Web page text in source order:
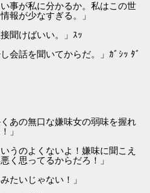
事が私に分かるか。私はこの世
報が少なすぎる。」
聞けばいい。」ｽｯ
会話を聞いてからだ。」ｶﾞｼｯ ﾀﾞ
あの無口な嫌味女の弱味を握れ
」
うのよくないよ！嫌味に聞こえ
く思ってるからだろ！」
たいじゃない！」